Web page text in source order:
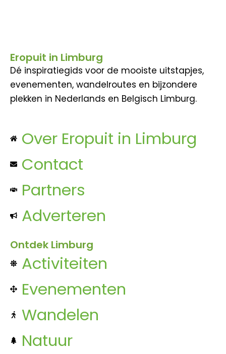
Eropuit in Limburg
Dé inspiratiegids voor de mooiste uitstapjes,
evenementen, wandelroutes en bijzondere
plekken in Nederlands en Belgisch Limburg.
Over Eropuit in Limburg
Contact
Partners
Adverteren
Ontdek Limburg
Activiteiten
Evenementen
Wandelen
Natuur